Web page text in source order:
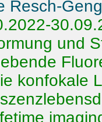
Resch-
und
konfokale